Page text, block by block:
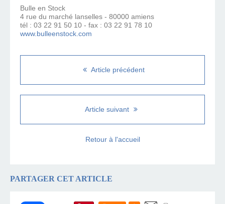
Bulle en Stock
4 rue du marché lanselles - 80000 amiens
tél : 03 22 91 50 10 - fax : 03 22 91 78 10
www.bulleenstock.com
Article précédent
Article suivant
Retour à l'accueil
PARTAGER CET ARTICLE